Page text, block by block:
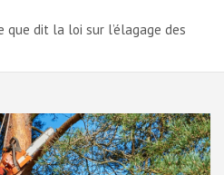
dit la loi sur l’élagage des